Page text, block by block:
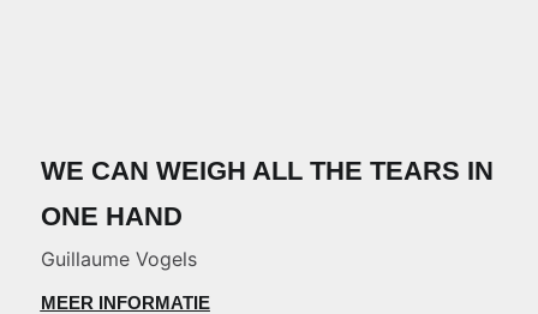
WE CAN WEIGH ALL THE TEARS IN
ONE HAND
Guillaume Vogels
MEER INFORMATIE